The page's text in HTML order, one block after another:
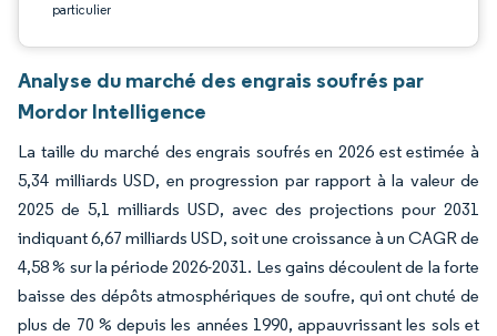
particulier
Analyse du marché des engrais soufrés par
Mordor Intelligence
La taille du marché des engrais soufrés en 2026 est estimée à
5,34 milliards USD, en progression par rapport à la valeur de
2025 de 5,1 milliards USD, avec des projections pour 2031
indiquant 6,67 milliards USD, soit une croissance à un CAGR de
4,58 % sur la période 2026-2031. Les gains découlent de la forte
baisse des dépôts atmosphériques de soufre, qui ont chuté de
plus de 70 % depuis les années 1990, appauvrissant les sols et